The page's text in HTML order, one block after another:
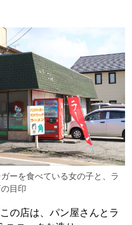
ーを食べている女の子と、ラ
目印
の店は、パン屋さんとラ